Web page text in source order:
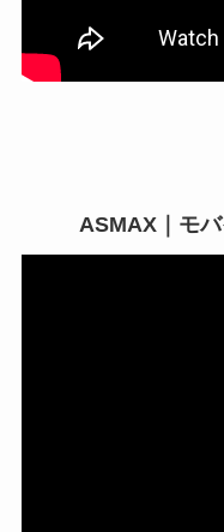
ASMAX｜モ